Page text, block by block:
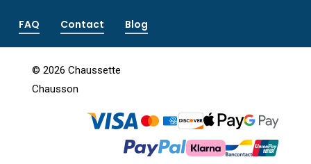
FAQ Contact Blog
©2026 Chaussette
Chausson